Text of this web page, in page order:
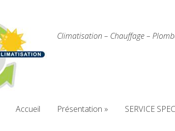
Climatisation – Chauffage –
Accueil
Présentation
SERVICE